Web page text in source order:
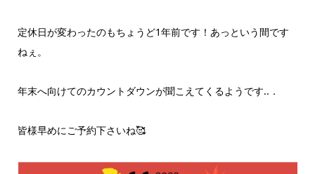
定休日が変わったのもちょうど1年前です！あっという間です
ねぇ。
年末へ向けてのカウントダウンが聞こえてくるようです..．
皆様早めにご予約下さいね🥰